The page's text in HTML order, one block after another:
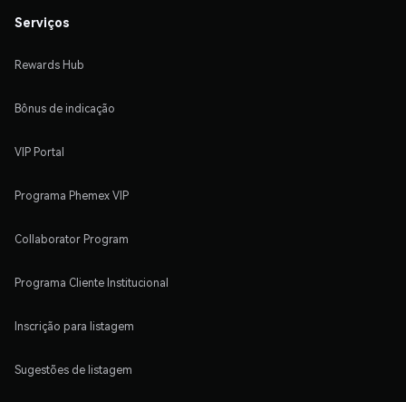
Serviços
Rewards Hub
Bônus de indicação
VIP Portal
Programa Phemex VIP
Collaborator Program
Programa Cliente Institucional
Inscrição para listagem
Sugestões de listagem